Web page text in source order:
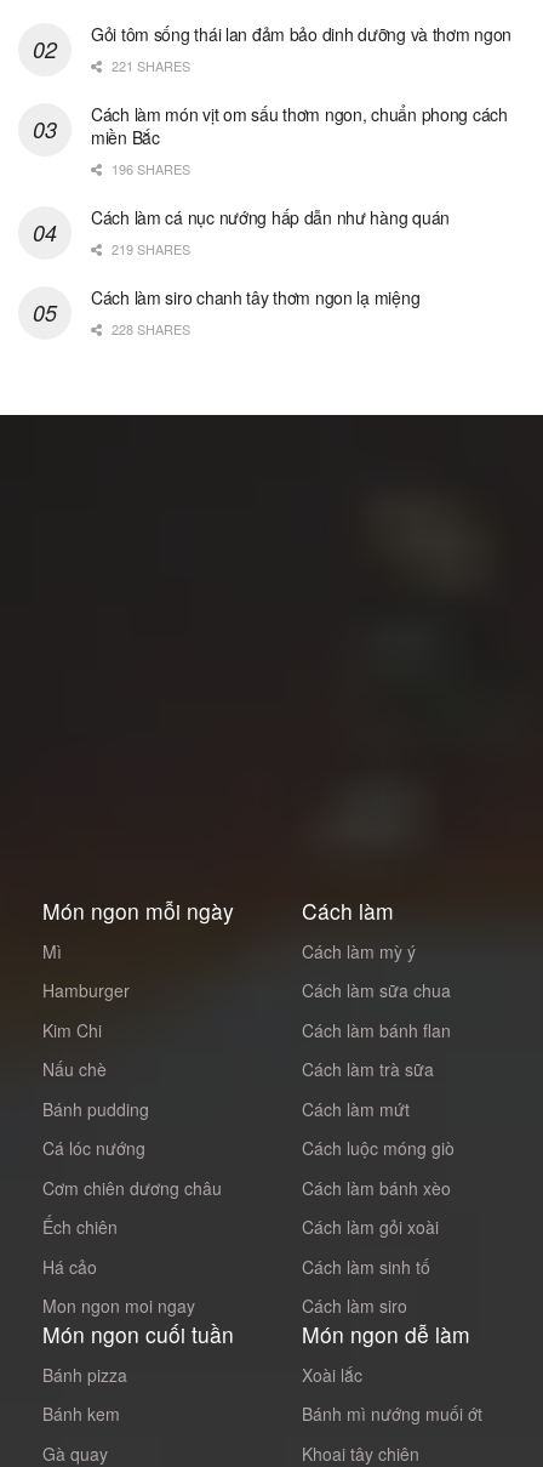
Gỏi tôm sống thái lan đảm bảo dinh dưỡng và thơm ngon
221 SHARES
Cách làm món vịt om sấu thơm ngon, chuẩn phong cách
miền Bắc
196 SHARES
Cách làm cá nục nướng hấp dẫn như hàng quán
219 SHARES
Cách làm siro chanh tây thơm ngon lạ miệng
228 SHARES
Món ngon mỗi ngày
Mì
Hamburger
Kim Chi
Nấu chè
Bánh pudding
Cá lóc nướng
Cơm chiên dương châu
Ếch chiên
Há cảo
Mon ngon moi ngay
Cách làm
Cách làm mỳ ý
Cách làm sữa chua
Cách làm bánh flan
Cách làm trà sữa
Cách làm mứt
Cách luộc móng giò
Cách làm bánh xèo
Cách làm gỏi xoài
Cách làm sinh tố
Cách làm siro
Món ngon cuối tuần
Bánh pizza
Bánh kem
Gà quay
Món ngon dễ làm
Xoài lắc
Bánh mì nướng muối ớt
Khoai tây chiên